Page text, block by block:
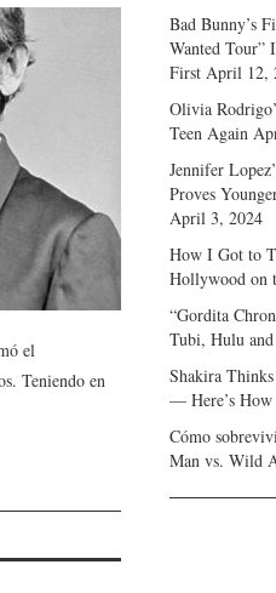
el
Teniendo en
Bad Bunny’s
Wanted Tour”
First April 12,
Olivia
Teen Again
Jennifer
Proves
April 3, 2024
How I Got to
Hollywood on
“Gordita
Tubi, Hulu
Shakira
— Here’s How
Cómo
Man vs. Wild